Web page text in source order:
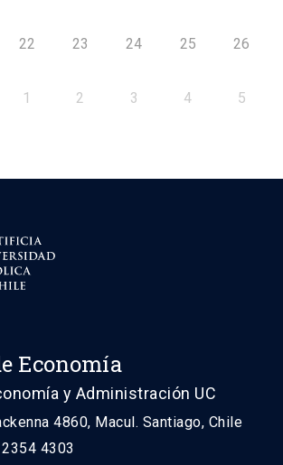
22 23 24 25 26
1 2 3 4 5
Economía
y Administración UC
4860, Macul. Santiago, Chile
4303